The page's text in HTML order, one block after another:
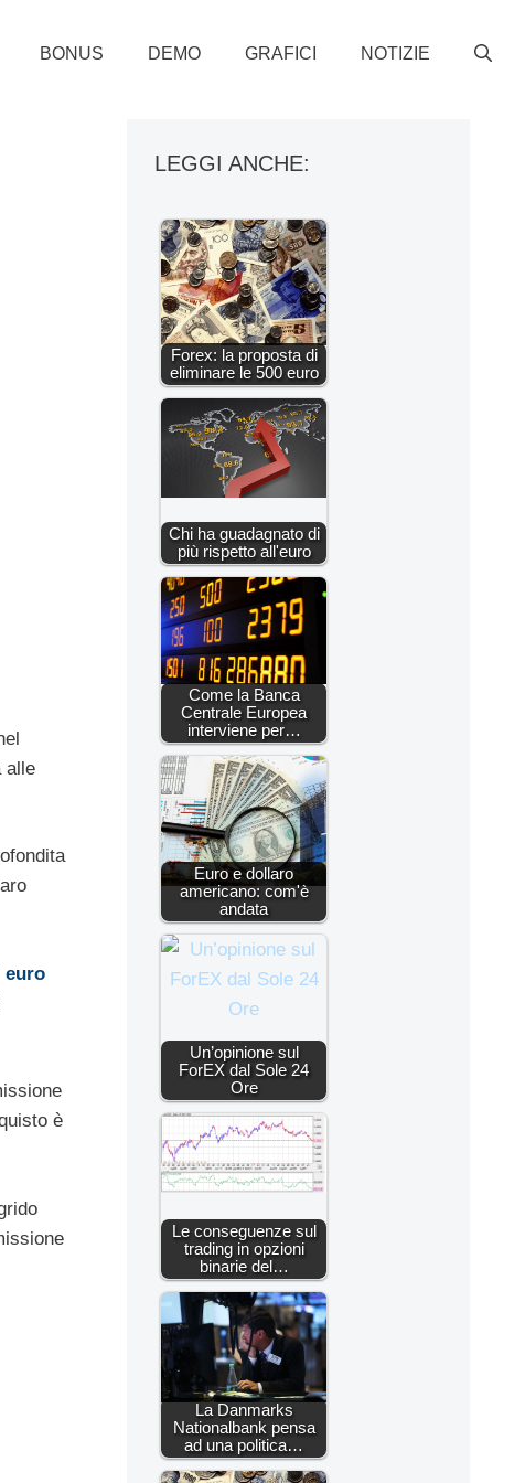
BONUS DEMO GRAFICI NOTIZIE
alle
euro
è
LEGGI ANCHE:
Forex: la proposta di
eliminare le 500 euro
Chi ha guadagnato di
più rispetto all'euro
Come la Banca
Centrale Europea
interviene per…
Euro e dollaro
americano: com'è
andata
Un’opinione sul
ForEX dal Sole 24
Ore
Le conseguenze sul
trading in opzioni
binarie del…
La Danmarks
Nationalbank pensa
ad una politica…